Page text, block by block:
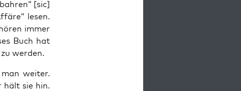
[sic]
lesen.
immer
Buch hat
werden.
wei­ter.
hält sie hin.